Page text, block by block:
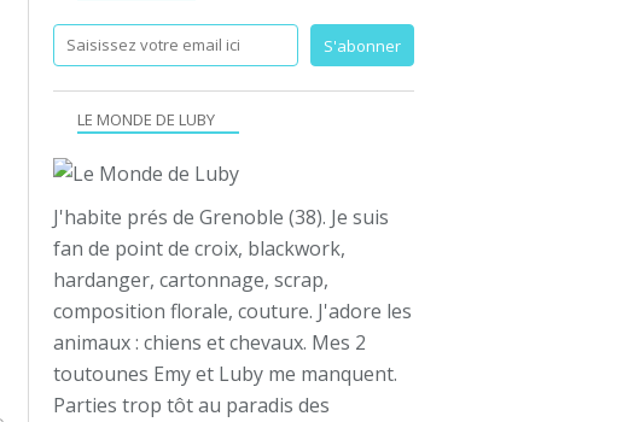
LE MONDE DE LUBY
J'habite prés de Grenoble (38). Je suis
fan de point de croix, blackwork,
hardanger, cartonnage, scrap,
composition florale, couture. J'adore les
animaux : chiens et chevaux. Mes 2
toutounes Emy et Luby me manquent.
Parties trop tôt au paradis des